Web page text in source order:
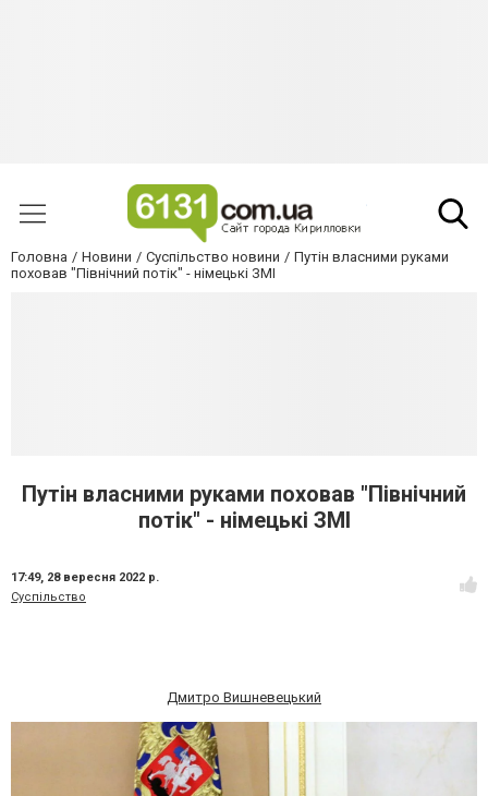
Головна Новини Суспільство новини
Путін власними руками
поховав "Північний потік" - німецькі ЗМІ
Путін власними руками поховав "Північний
потік" - німецькі ЗМІ
17:49, 28 вересня 2022 р.
Суспільство
Дмитро Вишневецький